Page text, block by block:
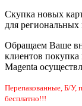
Скупка новых
для
Обращаем Ваше
клиентов
Magenta
Перепакованные, Б/У,
бесплатно!!!